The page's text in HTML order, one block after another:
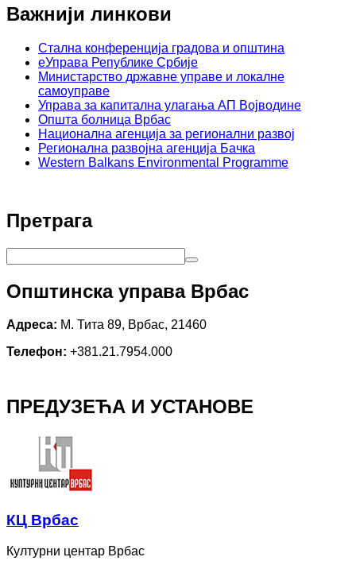
Важнији линкови
Стална конференција градова и општина
еУправа Републике Србије
Министарство државне управе и локалне
самоуправе
Управа за капитална улагања АП Војводине
Општа болница Врбас
Национална агенција за регионални развој
Регионална развојна агенција Бачка
Western Balkans Environmental Programme
Претрага
Општинска управа Врбас
Адреса: М. Тита 89, Врбас, 21460
Телефон: +381.21.7954.000
ПРЕДУЗЕЋА И УСТАНОВЕ
КЦ Врбас
Културни центар Врбас